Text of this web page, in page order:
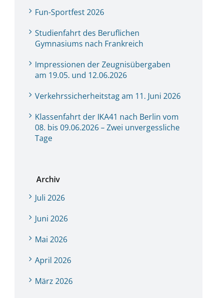
Fun-Sportfest 2026
Studienfahrt des Beruflichen
Gymnasiums nach Frankreich
Impressionen der Zeugnisübergaben
am 19.05. und 12.06.2026
Verkehrssicherheitstag am 11. Juni 2026
Klassenfahrt der IKA41 nach Berlin vom
08. bis 09.06.2026 – Zwei unvergessliche
Tage
Archiv
Juli 2026
Juni 2026
Mai 2026
April 2026
März 2026